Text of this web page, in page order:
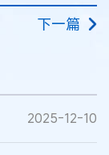
下一篇
2025-12-10